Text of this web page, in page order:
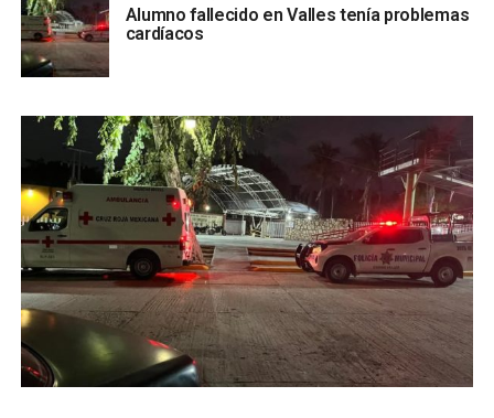
Alumno fallecido en Valles tenía problemas
cardíacos